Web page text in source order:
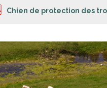
Chien de protection des